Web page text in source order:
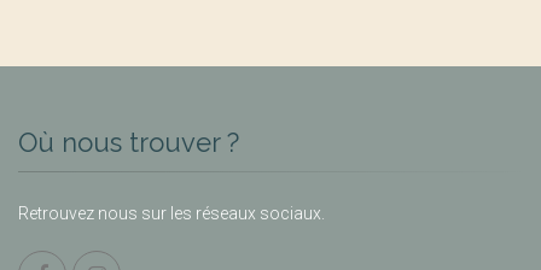
Où nous trouver ?
Retrouvez nous sur les réseaux sociaux.